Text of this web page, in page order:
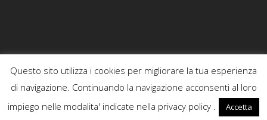
© Copyright Fondazione Iniziative Zooprofilattiche e Zootecniche di Brescia -
2017 C.F. :00839270170
Questo sito utilizza i cookies per migliorare la tua esperienza
di navigazione. Continuando la navigazione acconsenti al loro
impiego nelle modalita' indicate nella privacy policy .
Accetta